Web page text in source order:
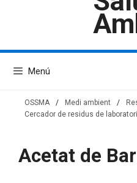
Menú
OSSMA / Medi ambient /
Cercador de residus de laboratori
Acetat de